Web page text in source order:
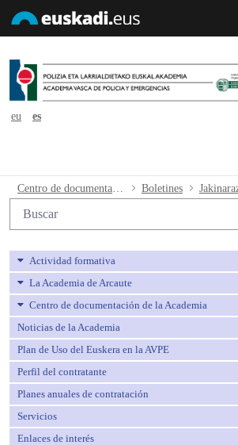
eu
es
Jakinarazpenak 8 -
Boletines
Búsqueda web
Actividad formativa
La Academia de Arcaute
Centro de documentación de la Academia
Noticias de la Academia
Plan de Uso del Euskera en la AVPE
Perfil del contratante
Planes anuales de contratación
Servicios
Enlaces de interés